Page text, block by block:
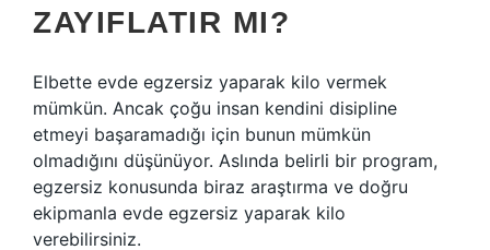
ZAYIFLATIR MI?
Elbette evde egzersiz yaparak kilo vermek
mümkün. Ancak çoğu insan kendini disipline
etmeyi başaramadığı için bunun mümkün
olmadığını düşünüyor. Aslında belirli bir program,
egzersiz konusunda biraz araştırma ve doğru
ekipmanla evde egzersiz yaparak kilo
verebilirsiniz.